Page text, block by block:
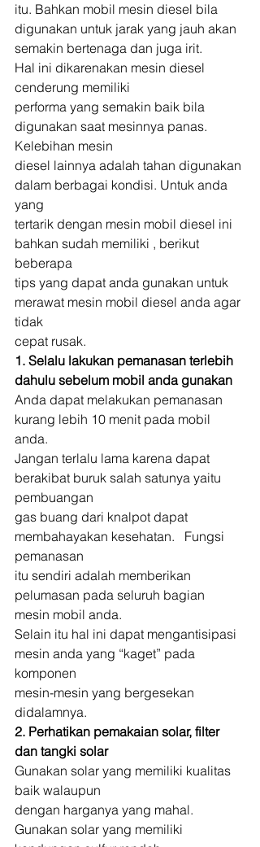
itu. Bahkan mobil mesin diesel bila
digunakan untuk jarak yang jauh akan
semakin bertenaga dan juga irit.
Hal ini dikarenakan mesin diesel
cenderung memiliki
performa yang semakin baik bila
digunakan saat mesinnya panas.
Kelebihan mesin
diesel lainnya adalah tahan digunakan
dalam berbagai kondisi. Untuk anda
yang
tertarik dengan mesin mobil diesel ini
bahkan sudah memiliki , berikut
beberapa
tips yang dapat anda gunakan untuk
merawat mesin mobil diesel anda agar
tidak
cepat rusak.
1. Selalu lakukan pemanasan terlebih
dahulu sebelum mobil anda gunakan
Anda dapat melakukan pemanasan
kurang lebih 10 menit pada mobil
anda.
Jangan terlalu lama karena dapat
berakibat buruk salah satunya yaitu
pembuangan
gas buang dari knalpot dapat
membahayakan kesehatan.   Fungsi
pemanasan
itu sendiri adalah memberikan
pelumasan pada seluruh bagian
mesin mobil anda.
Selain itu hal ini dapat mengantisipasi
mesin anda yang “kaget” pada
komponen
mesin-mesin yang bergesekan
didalamnya.
2. Perhatikan pemakaian solar, filter
dan tangki solar
Gunakan solar yang memiliki kualitas
baik walaupun
dengan harganya yang mahal.
Gunakan solar yang memiliki